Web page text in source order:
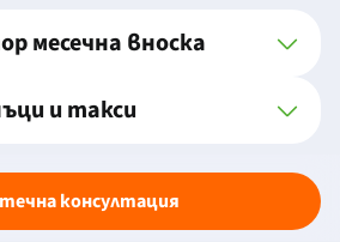
месечна вноска
и такси
консултация